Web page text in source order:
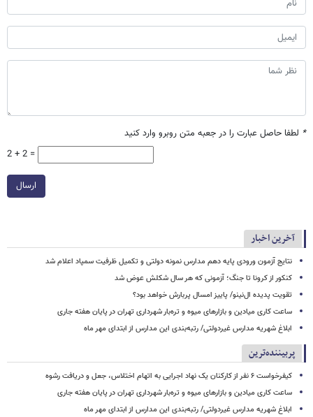
* لطفا حاصل عبارت را در جعبه متن روبرو وارد کنید
2 + 2 =
ارسال
آخرین اخبار
نتایج آزمون ورودی پایه دهم مدارس نمونه دولتی و تکمیل ظرفیت سمپاد اعلام شد
کنکور از کرونا تا جنگ؛ آزمونی که هر سال شکلش عوض شد
تقویت پدیده ال‌نینو/ پاییز امسال پربارش خواهد بود؟
ساعت کاری میادین و بازارهای میوه و تره‌بار شهرداری تهران در پایان هفته جاری
ابلاغ شهریه مدارس غیردولتی/ رتبه‌بندی این مدارس از ابتدای مهر ماه
پربیننده‌ترین
کیفرخواست ۶ نفر از کارکنان یک نهاد اجرایی به اتهام اختلاس، جعل و دریافت رشوه
ساعت کاری میادین و بازارهای میوه و تره‌بار شهرداری تهران در پایان هفته جاری
ابلاغ شهریه مدارس غیردولتی/ رتبه‌بندی این مدارس از ابتدای مهر ماه